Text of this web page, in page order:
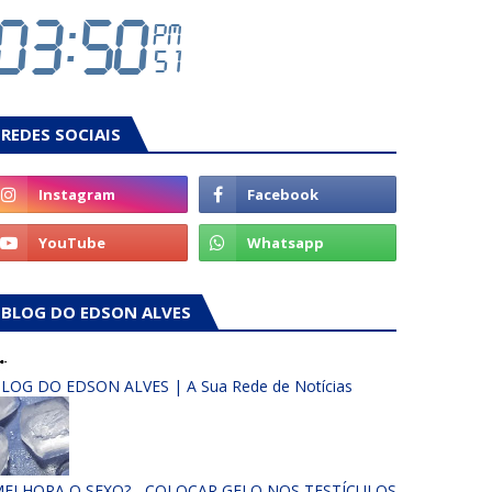
REDES SOCIAIS
BLOG DO EDSON ALVES
DO EDSON ALVES | A Sua Rede de Notícias